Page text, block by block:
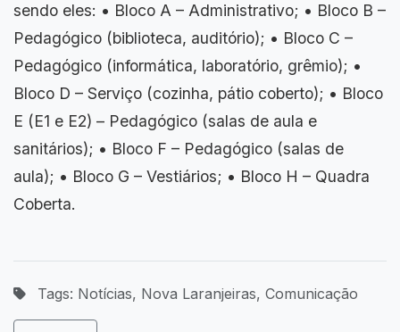
sendo eles: • Bloco A – Administrativo; • Bloco B –
Pedagógico (biblioteca, auditório); • Bloco C –
Pedagógico (informática, laboratório, grêmio); •
Bloco D – Serviço (cozinha, pátio coberto); • Bloco
E (E1 e E2) – Pedagógico (salas de aula e
sanitários); • Bloco F – Pedagógico (salas de
aula); • Bloco G – Vestiários; • Bloco H – Quadra
Coberta.
Tags: Notícias, Nova Laranjeiras, Comunicação